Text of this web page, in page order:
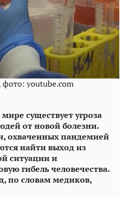
youtube.com
существует угроза
от новой болезни.
охваченных пандемией
найти выход из
ситуации и
гибель человечества.
по словам медиков,